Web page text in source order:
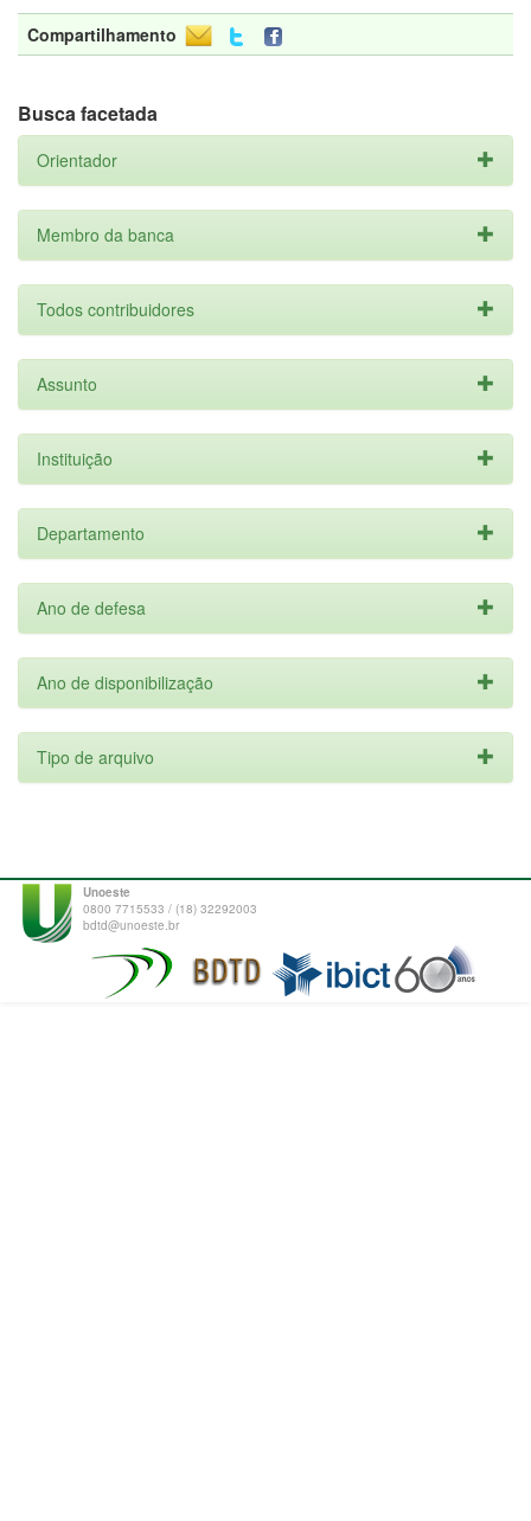
Compartilhamento
Busca facetada
Orientador
Membro da banca
Todos contribuidores
Assunto
Instituição
Departamento
Ano de defesa
Ano de disponibilização
Tipo de arquivo
Unoeste
0800 7715533 / (18) 32292003
bdtd@unoeste.br